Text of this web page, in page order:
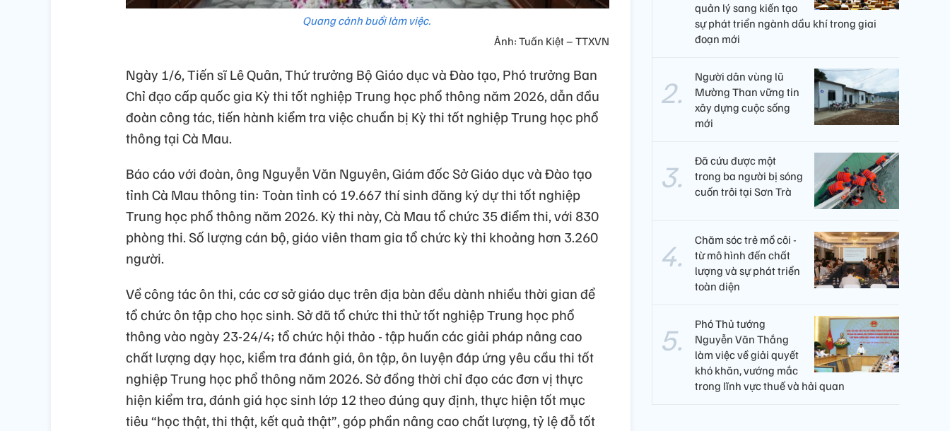
Quang cảnh buổi làm việc.
Ảnh: Tuấn Kiệt – TTXVN
Ngày 1/6, Tiến sĩ Lê Quân, Thứ trưởng Bộ Giáo dục và Đào tạo, Phó trưởng Ban
Chỉ đạo cấp quốc gia Kỳ thi tốt nghiệp Trung học phổ thông năm 2026, dẫn đầu
đoàn công tác, tiến hành kiểm tra việc chuẩn bị Kỳ thi tốt nghiệp Trung học phổ
thông tại Cà Mau.
Báo cáo với đoàn, ông Nguyễn Văn Nguyên, Giám đốc Sở Giáo dục và Đào tạo
tỉnh Cà Mau thông tin: Toàn tỉnh có 19.667 thí sinh đăng ký dự thi tốt nghiệp
Trung học phổ thông năm 2026. Kỳ thi này, Cà Mau tổ chức 35 điểm thi, với 830
phòng thi. Số lượng cán bộ, giáo viên tham gia tổ chức kỳ thi khoảng hơn 3.260
người.
Về công tác ôn thi, các cơ sở giáo dục trên địa bàn đều dành nhiều thời gian để
tổ chức ôn tập cho học sinh. Sở đã tổ chức thi thử tốt nghiệp Trung học phổ
thông vào ngày 23-24/4; tổ chức hội thảo - tập huấn các giải pháp nâng cao
chất lượng dạy học, kiểm tra đánh giá, ôn tập, ôn luyện đáp ứng yêu cầu thi tốt
nghiệp Trung học phổ thông năm 2026. Sở đồng thời chỉ đạo các đơn vị thực
hiện kiểm tra, đánh giá học sinh lớp 12 theo đúng quy định, thực hiện tốt mục
tiêu “học thật, thi thật, kết quả thật”, góp phần nâng cao chất lượng, tỷ lệ đỗ tốt
quản lý sang kiến tạo
sự phát triển ngành dầu khí trong giai
đoạn mới
Người dân vùng lũ
Mường Than vững tin
xây dựng cuộc sống
mới
Đã cứu được một
trong ba người bị sóng
cuốn trôi tại Sơn Trà
Chăm sóc trẻ mồ côi -
từ mô hình đến chất
lượng và sự phát triển
toàn diện
Phó Thủ tướng
Nguyễn Văn Thắng
làm việc về giải quyết
khó khăn, vướng mắc
trong lĩnh vực thuế và hải quan